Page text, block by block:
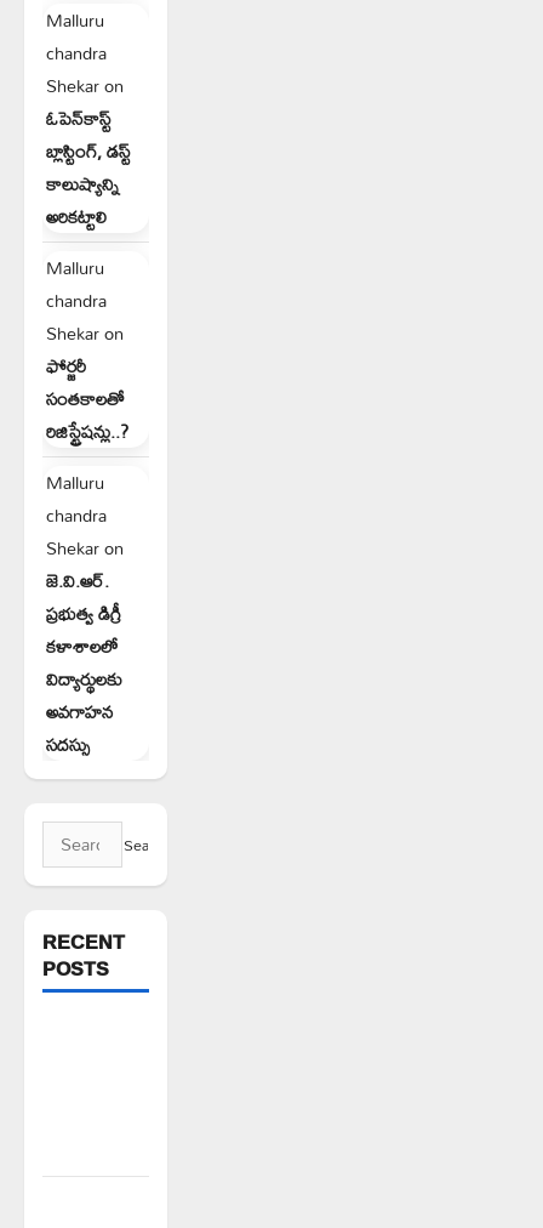
Malluru
chandra
Shekaron
ఓపెన్‌కాస్ట్
బ్లాస్టింగ్, డస్ట్
కాలుష్యాన్ని
అరికట్టాలి
Malluru
chandra
Shekaron
ఫోర్జరీ
సంతకాలతో
రిజిస్ట్రేషన్లు..?
Malluru
chandra
Shekaron
జె.వి.ఆర్.
ప్రభుత్వ డిగ్రీ
కళాశాలలో
విద్యార్థులకు
అవగాహన
సదస్సు
Search
for:
RECENT
POSTS